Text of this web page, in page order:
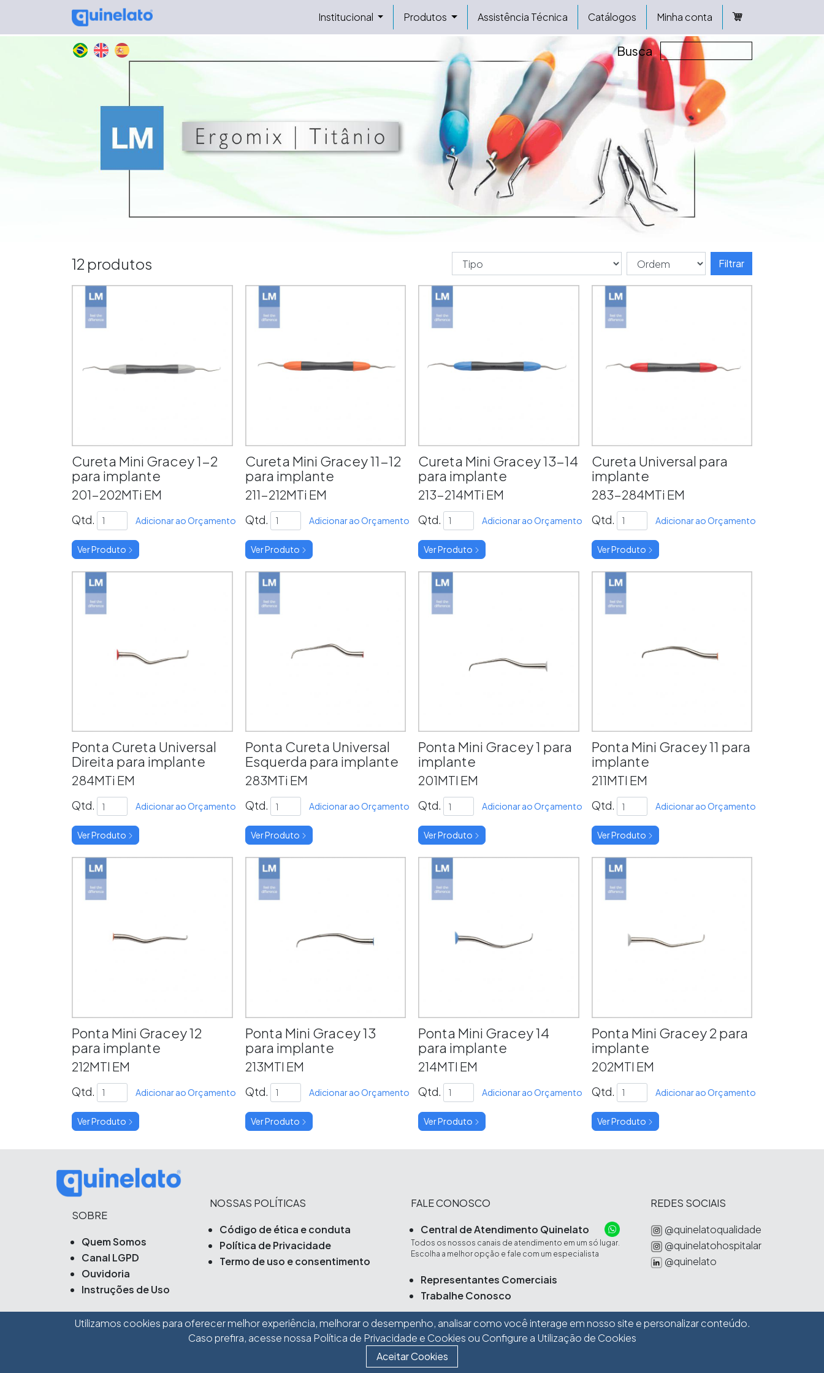
Institucional Produtos Assistência Técnica Catálogos Minha conta
Busca
12 produtos Filtrar
Cureta Mini Gracey 1-2
para implante
201-202MTi EM
Qtd. Adicionar ao Orçamento
Ver Produto
Cureta Mini Gracey 11-12
para implante
211-212MTi EM
Qtd. Adicionar ao Orçamento
Ver Produto
Cureta Mini Gracey 13-14
para implante
213-214MTi EM
Qtd. Adicionar ao Orçamento
Ver Produto
Cureta Universal para
implante
283-284MTi EM
Qtd. Adicionar ao Orçamento
Ver Produto
Ponta Cureta Universal
Direita para implante
284MTi EM
Qtd. Adicionar ao Orçamento
Ver Produto
Ponta Cureta Universal
Esquerda para implante
283MTi EM
Qtd. Adicionar ao Orçamento
Ver Produto
Ponta Mini Gracey 1 para
implante
201MTI EM
Qtd. Adicionar ao Orçamento
Ver Produto
Ponta Mini Gracey 11 para
implante
211MTI EM
Qtd. Adicionar ao Orçamento
Ver Produto
Ponta Mini Gracey 12
para implante
212MTI EM
Qtd. Adicionar ao Orçamento
Ver Produto
Ponta Mini Gracey 13
para implante
213MTI EM
Qtd. Adicionar ao Orçamento
Ver Produto
Ponta Mini Gracey 14
para implante
214MTI EM
Qtd. Adicionar ao Orçamento
Ver Produto
Ponta Mini Gracey 2 para
implante
202MTI EM
Qtd. Adicionar ao Orçamento
Ver Produto
SOBRE
Quem Somos
Canal LGPD
Ouvidoria
Instruções de Uso
NOSSAS POLÍTICAS
Código de ética e conduta
Política de Privacidade
Termo de uso e consentimento
FALE CONOSCO
Central de Atendimento Quinelato
Todos os nossos canais de atendimento em um só lugar.
Escolha a melhor opção e fale com um especialista
Representantes Comerciais
Trabalhe Conosco
REDES SOCIAIS
@quinelatoqualidade
@quinelatohospitalar
@quinelato
Schobell Industrial Ltda Avenida Pennwalt, 285
Utilizamos cookies para oferecer melhor experiência, melhorar o desempenho, analisar como você interage em nosso site e personalizar conteúdo.
Caso prefira, acesse nossa Política de Privacidade e Cookies ou Configure a Utilização de Cookies
Aceitar Cookies